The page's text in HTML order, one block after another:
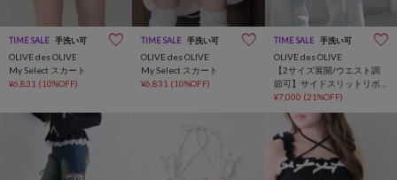
TIME SALE 手洗い可
OLIVE des OLIVE
My Select スカート
¥6,831 (10%OFF)
TIME SALE 手洗い可
OLIVE des OLIVE
My Select スカート
¥6,831 (10%OFF)
TIME SALE 手洗い可
OLIVE des OLIVE
【2サイズ展開/ウエスト調
節可】サイドスリットリボ
ンストレッチパンツ
¥7,000 (21%OFF)